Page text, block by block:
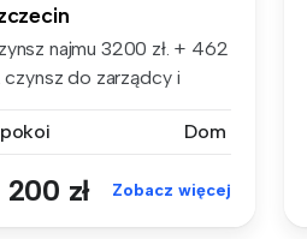
najmu 3200 zł. + 462
czynsz do zarządcy i
Dom
200 zł Zobacz więcej